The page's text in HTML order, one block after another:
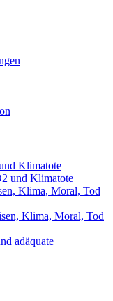
Klimatote
und Klimatote
Klima, Moral, Tod
Klima, Moral, Tod
adäquate